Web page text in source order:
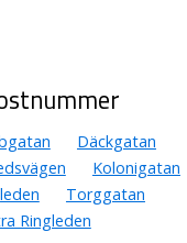
Däckgatan
Kolonigatan
Torggatan
Ringleden